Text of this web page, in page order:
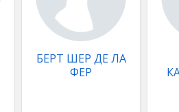
БЕРТ ШЕР ДЕ ЛА
ФЕР